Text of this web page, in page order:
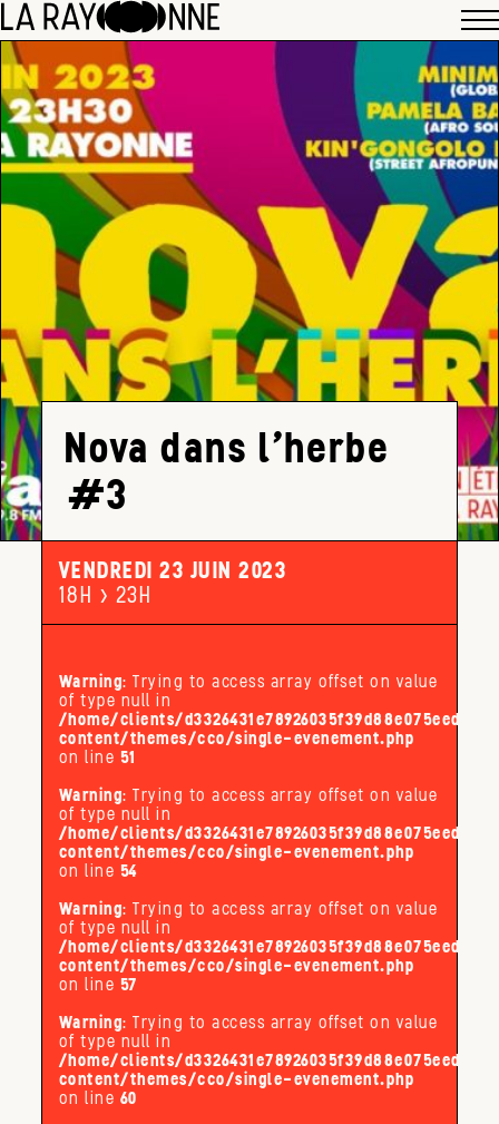
Nova dans l’herbe
#3
VENDREDI 23 JUIN 2023
18H > 23H
Warning: Trying to access array offset on value
of type null in
/home/clients/
content/themes/cco/single-evenement.php
on line 51
Warning: Trying to access array offset on value
of type null in
/home/clients/
content/themes/cco/single-evenement.php
on line 54
Warning: Trying to access array offset on value
of type null in
/home/clients/
content/themes/cco/single-evenement.php
on line 57
Warning: Trying to access array offset on value
of type null in
/home/clients/
content/themes/cco/single-evenement.php
on line 60